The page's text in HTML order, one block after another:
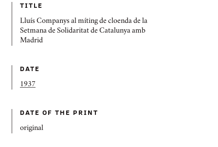
TITLE
Lluís Companys al míting de cloenda de la
Setmana de Solidaritat de Catalunya amb
Madrid
DATE
1937
DATE OF THE PRINT
original